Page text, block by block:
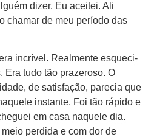
dizer. Eu aceitei. Ali
chamar de meu período das
incrível. Realmente esqueci-
Era tudo tão prazeroso. O
de satisfação, parecia que
instante. Foi tão rápido e
em casa naquele dia.
perdida e com dor de